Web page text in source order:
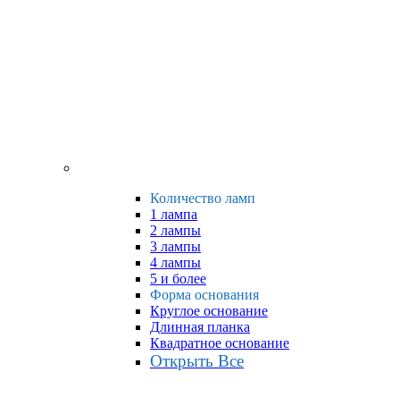
Количество ламп
1 лампа
2 лампы
3 лампы
4 лампы
5 и более
Форма основания
Круглое основание
Длинная планка
Квадратное основание
Открыть Все